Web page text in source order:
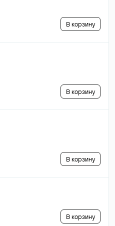
В корзину
В корзину
В корзину
В корзину